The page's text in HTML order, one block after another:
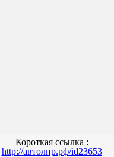
Короткая ссылка :
http://автолнр.рф/id23653